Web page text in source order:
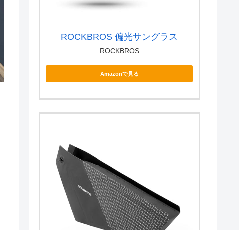
ROCKBROS 偏光サングラス
ROCKBROS
Amazonで見る